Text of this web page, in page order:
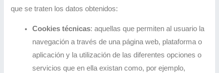
que se traten los datos obtenidos:
Cookies técnicas: aquellas que permiten al usuario la
navegación a través de una página web, plataforma o
aplicación y la utilización de las diferentes opciones o
servicios que en ella existan como, por ejemplo,